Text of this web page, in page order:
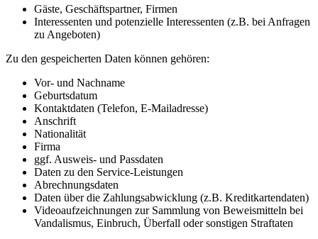
Gäste, Geschäftspartner, Firmen
Interessenten und potenzielle Interessenten (z.B. bei Anfragen
zu Angeboten)
Zu den gespeicherten Daten können gehören:
Vor- und Nachname
Geburtsdatum
Kontaktdaten (Telefon, E-Mailadresse)
Anschrift
Nationalität
Firma
ggf. Ausweis- und Passdaten
Daten zu den Service-Leistungen
Abrechnungsdaten
Daten über die Zahlungsabwicklung (z.B. Kreditkartendaten)
Videoaufzeichnungen zur Sammlung von Beweismitteln bei
Vandalismus, Einbruch, Überfall oder sonstigen Straftaten